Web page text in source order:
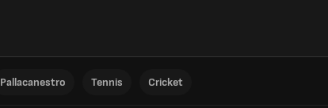
Pallacanestro Tennis Cricket